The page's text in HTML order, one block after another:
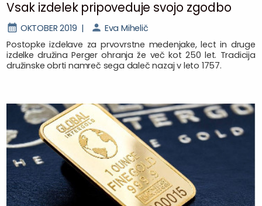
Vsak izdelek pripoveduje svojo zgodbo
OKTOBER 2019 |
Eva Mihelič
Postopke izdelave za prvovrstne medenjake, lect in druge
izdelke družina Perger ohranja že več kot 250 let. Tradicija
družinske obrti namreč sega daleč nazaj v leto 1757.